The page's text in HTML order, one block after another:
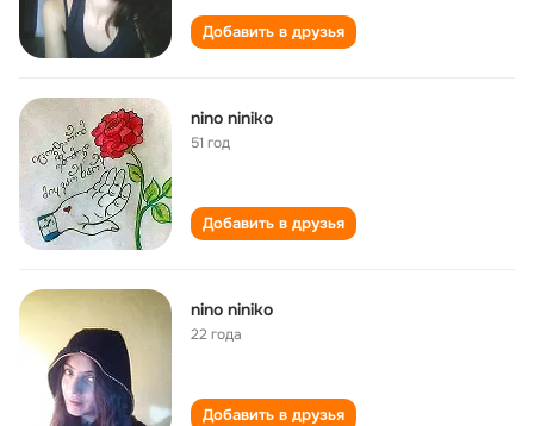
Добавить в друзья
nino niniko
51 год
Добавить в друзья
nino niniko
22 года
Добавить в друзья